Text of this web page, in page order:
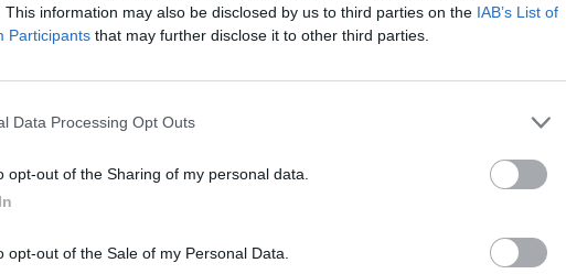
This information may also be disclosed by us to third parties on the IAB’s List of
Participants that may further disclose it to other third parties.
Data Processing Opt Outs
opt-out of the Sharing of my personal data.
opt-out of the Sale of my Personal Data.
- News
Il Fasano crede
entro 30
Trapani, il bilancio di
D'Amico:
nomi e
trasmettere entusiasmo.